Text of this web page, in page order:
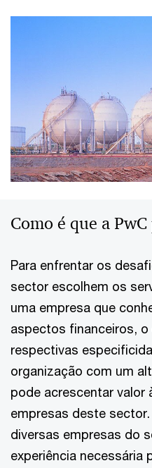
Como é que a
Para enfrentar os
sector escolhem os
uma empresa que
aspectos financeiros,
respectivas
organização com um
pode acrescentar valor
empresas deste
diversas empresas do
experiência necessária